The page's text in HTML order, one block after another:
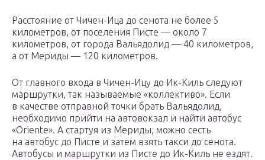
Расстояние от Чичен-Ица до сенота не более 5
километров, от поселения Писте — около 7
километров, от города Вальядолид — 40 километров,
а от Мериды — 120 километров.
От главного входа в Чичен-Ицу до Ик-Киль следуют
маршрутки, так называемые «коллективо». Если
в качестве отправной точки брать Вальядолид,
необходимо прийти на автовокзал и найти автобус
«Oriente». А стартуя из Мериды, можно сесть
на автобус до Писте и затем взять такси до сенота.
Автобусы и маршрутки из Писте до Ик-Киль не ездят.